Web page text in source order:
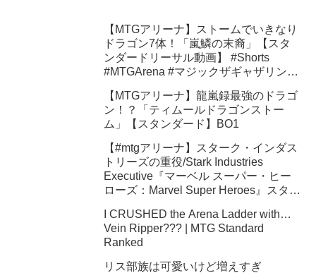
【MTGアリーナ】ストームでいきなり
ドラゴン7体！「嵐鱗の末裔」【スタ
ンダードリーサル動画】 #Shorts
#MTGArena #マジックザギャザリング
【MTGアリーナ】龍嵐録最強のドラゴ
ン！？「ティムールドラゴンストー
ム」【スタンダード】BO1
【#mtgアリーナ】スターク・インダス
トリーズの重役/Stark Industries
Executive『マーベル スーパー・ヒー
ローズ：Marvel Super Heroes』スタン
I CRUSHED the Arena Ladder with…
Vein Ripper??? | MTG Standard
Ranked
リス部族は可愛いけど増えすぎ